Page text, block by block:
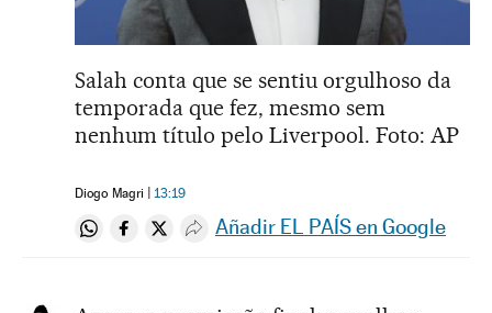
Salah conta que se sentiu orgulhoso da
temporada que fez, mesmo sem
nenhum título pelo Liverpool. Foto: AP
Diogo Magri 13:19
Compartir en Whatsapp
Compartir en Facebook
Compartir en Twitter
Desplegar Redes Sociales
Añadir EL PAÍS en Google